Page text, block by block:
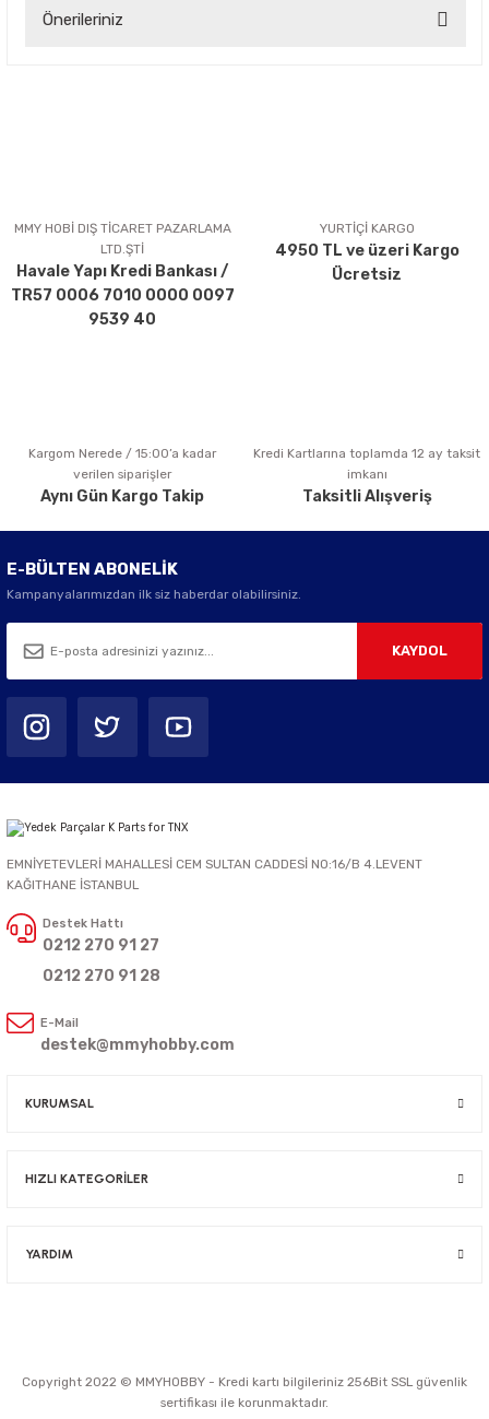
Önerileriniz
Ürün açıklamasında eksik bilgiler bulunuyor.
Ürün bilgilerinde hatalar bulunuyor.
Ürün fiyatı diğer sitelerden daha pahalı.
Bu ürüne benzer farklı alternatifler olmalı.
Gönder
MMY HOBİ DIŞ TİCARET PAZARLAMA
LTD.ŞTİ
Havale Yapı Kredi Bankası /
TR57 0006 7010 0000 0097
9539 40
YURTİÇİ KARGO
4950 TL ve üzeri Kargo
Ücretsiz
Kargom Nerede / 15:00’a kadar
verilen siparişler
Aynı Gün Kargo Takip
Kredi Kartlarına toplamda 12 ay taksit
imkanı
Taksitli Alışveriş
E-BÜLTEN ABONELİK
Kampanyalarımızdan ilk siz haberdar olabilirsiniz.
KAYDOL
EMNİYETEVLERİ MAHALLESİ CEM SULTAN CADDESİ NO:16/B 4.LEVENT
KAĞITHANE İSTANBUL
Destek Hattı
0212 270 91 27
0212 270 91 28
E-Mail
destek@mmyhobby.com
KURUMSAL
HIZLI KATEGORİLER
YARDIM
Copyright 2022 © MMYHOBBY - Kredi kartı bilgileriniz 256Bit SSL güvenlik
sertifikası ile korunmaktadır.